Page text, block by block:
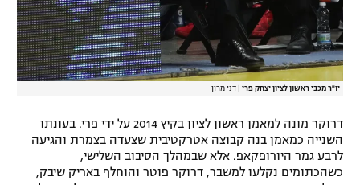
יו"ר מכבי ראשון לציון יצחק פרי דני מרון
דרוקר מונה למאמן ראשון לציון בקיץ 2014 על ידי פרי. בעונתו
השנייה כמאמן בנה קבוצה אטרקטיבית שצעדה בצמרת והגיעה
לרבע גמר היורופקאפ. אלא שבמהלך הסיבוב השלישי,
כשהכתומים נקלעו למשבר, דרוקר פוטר והוחלף באריק שיבק,